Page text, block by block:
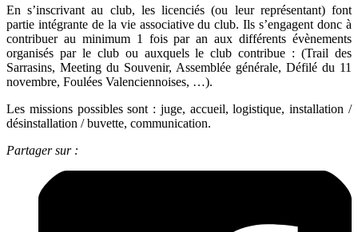
En s’inscrivant au club, les licenciés (ou leur représentant) font
partie intégrante de la vie associative du club. Ils s’engagent donc à
contribuer au minimum 1 fois par an aux différents évènements
organisés par le club ou auxquels le club contribue : (Trail des
Sarrasins, Meeting du Souvenir, Assemblée générale, Défilé du 11
novembre, Foulées Valenciennoises, …).
Les missions possibles sont : juge, accueil, logistique, installation /
désinstallation / buvette, communication.
Partager sur :